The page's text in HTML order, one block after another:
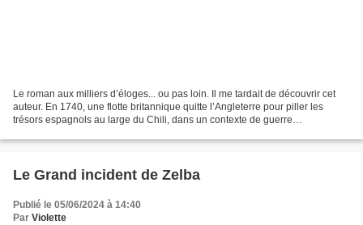
Le roman aux milliers d’éloges... ou pas loin. Il me tardait de découvrir cet
auteur. En 1740, une flotte britannique quitte l’Angleterre pour piller les
trésors espagnols au large du Chili, dans un contexte de guerre
Le Grand incident de Zelba
Publié le 05/06/2024 à 14:40
Par Violette